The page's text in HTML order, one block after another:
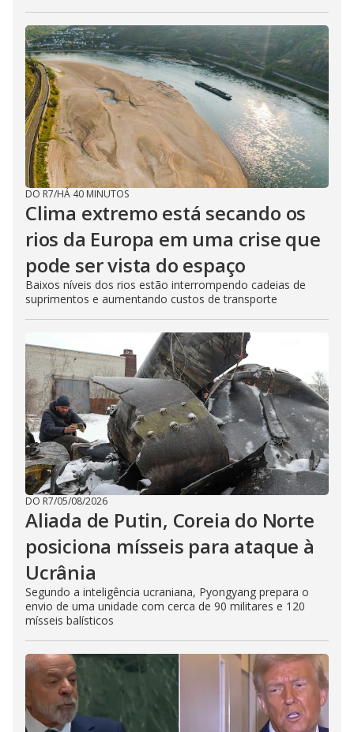
DO R7/HÁ 40 MINUTOS
Clima extremo está secando os
rios da Europa em uma crise que
pode ser vista do espaço
Baixos níveis dos rios estão interrompendo cadeias de
suprimentos e aumentando custos de transporte
DO R7/05/08/2026
Aliada de Putin, Coreia do Norte
posiciona mísseis para ataque à
Ucrânia
Segundo a inteligência ucraniana, Pyongyang prepara o
envio de uma unidade com cerca de 90 militares e 120
mísseis balísticos